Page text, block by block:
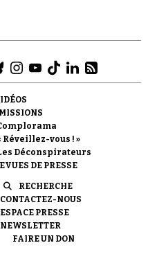
Réveillez-vous ! »
Déconspirateurs
DE PRESSE
RECHERCHE
CONTACTEZ-NOUS
ESPACE PRESSE
NEWSLETTER
FAIRE UN DON